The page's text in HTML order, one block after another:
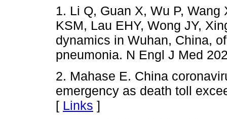
1. Li Q, Guan X, Wu P, Wang
KSM, Lau EHY, Wong JY,
dynamics in Wuhan, China,
pneumonia. N Engl J Med
2. Mahase E. China
emergency as death toll
[ Links ]